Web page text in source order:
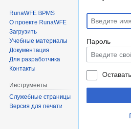
навигации
поиску
Пароль
RunaWFE BPMS
О проекте RunaWFE
Загрузить
Учебные материалы
Документация
Для разработчика
Контакты
Инструменты
Служебные страницы
Версия для печати